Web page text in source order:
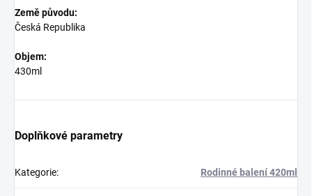
Země původu:
Česká Republika
Objem:
430ml
Doplňkové parametry
Kategorie: Rodinné balení 420ml